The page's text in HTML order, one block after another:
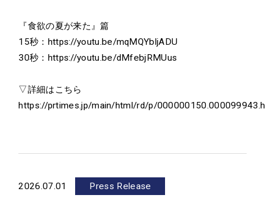
『食欲の夏が来た』篇
15秒： https://youtu.be/mqMQYbljADU
30秒： https://youtu.be/dMfebjRMUus
▽詳細はこちら
https://prtimes.jp/main/html/rd/p/
2026.07.01 Press Release